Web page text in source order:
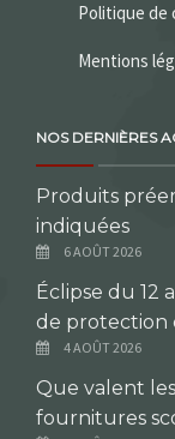
Politique
Mentions
NOS DERNIÈRES
Produits
indiquées
6 AOÛT 2026
Éclipse du 12
de protection
4 AOÛT 2026
Que valent
fournitures